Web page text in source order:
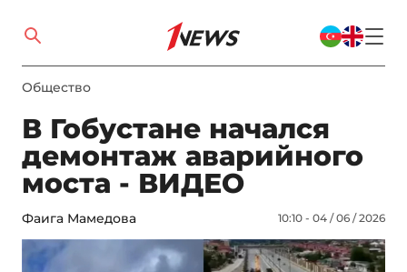
Общество
В Гобустане начался
демонтаж аварийного
моста - ВИДЕО
Фаига Мамедова 10:10 - 04 / 06 / 2026